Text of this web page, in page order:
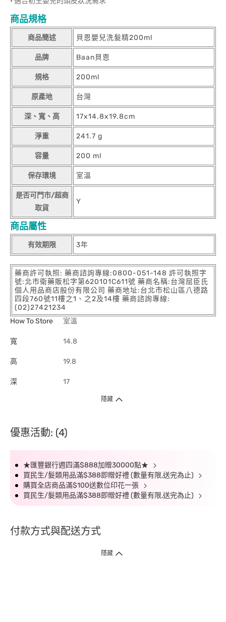
商品規格
商品簡述 貝恩嬰兒洗髮精200ml
品牌 Baan貝恩
規格 200ml
原產地 台灣
深、寬、高 17x14.8x19.8cm
淨重 241.7 g
容量 200 ml
保存環境 室溫
是否可門市/超商
取貨
Y
商品屬性
有效期限 3年
藥商許可執照: 藥商諮詢專線:0800-051-148 許可執照字
號:北市衛藥販松字第620101C611號 藥商名稱:台灣屈臣氏
個人用品商店股份有限公司 藥商地址:台北市松山區八德路
四段760號11樓之1、之2及14樓 藥商諮詢專線:
(02)27421234
How To Store
室溫
寬 14.8
高 19.8
深 17
隱藏
優惠活動: (4)
★匯豐銀行週四滿$888加贈30000點★
買民生/髮類用品滿$388即贈好禮 (數量有限,送完為止)
購買全店商品滿$100送數位印花一張
買民生/髮類用品滿$388即贈好禮 (數量有限,送完為止)
付款方式與配送方式
隱藏